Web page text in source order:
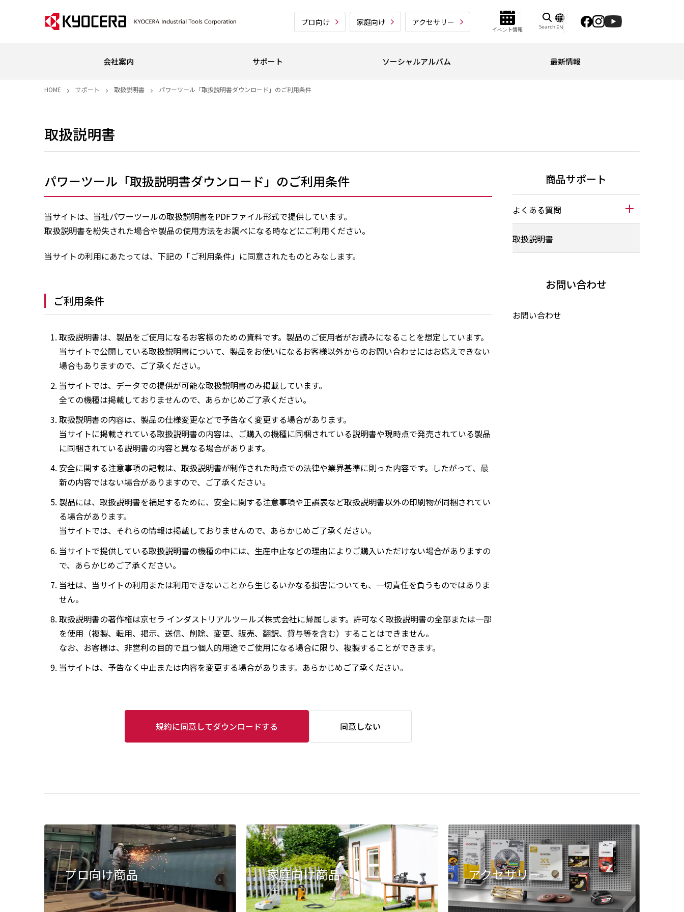
プロ向け 家庭向け アクセサリー
イベント情報 Search EN
会社案内 サポート ソーシャルアルバム 最新情報
HOME サポート 取扱説明書 パワーツール「取扱説明書ダウンロード」のご利用条件
取扱説明書
パワーツール「取扱説明書ダウンロード」のご利用条件
当サイトは、当社パワーツールの取扱説明書をPDFファイル形式で提供しています。
取扱説明書を紛失された場合や製品の使用方法をお調べになる時などにご利用ください。
当サイトの利用にあたっては、下記の「ご利用条件」に同意されたものとみなします。
ご利用条件
取扱説明書は、製品をご使用になるお客様のための資料です。製品のご使用者がお読みになることを想定しています。
当サイトで公開している取扱説明書について、製品をお使いになるお客様以外からのお問い合わせにはお応えできない
場合もありますので、ご了承ください。
当サイトでは、データでの提供が可能な取扱説明書のみ掲載しています。
全ての機種は掲載しておりませんので、あらかじめご了承ください。
取扱説明書の内容は、製品の仕様変更などで予告なく変更する場合があります。
当サイトに掲載されている取扱説明書の内容は、ご購入の機種に同梱されている説明書や現時点で発売されている製品
に同梱されている説明書の内容と異なる場合があります。
安全に関する注意事項の記載は、取扱説明書が制作された時点での法律や業界基準に則った内容です。したがって、最
新の内容ではない場合がありますので、ご了承ください。
製品には、取扱説明書を補足するために、安全に関する注意事項や正誤表など取扱説明書以外の印刷物が同梱されてい
る場合があります。
当サイトでは、それらの情報は掲載しておりませんので、あらかじめご了承ください。
当サイトで提供している取扱説明書の機種の中には、生産中止などの理由によりご購入いただけない場合がありますの
で、あらかじめご了承ください。
当社は、当サイトの利用または利用できないことから生じるいかなる損害についても、一切責任を負うものではありま
せん。
取扱説明書の著作権は京セラ インダストリアルツールズ株式会社に帰属します。許可なく取扱説明書の全部または一部
を使用（複製、転用、掲示、送信、削除、変更、販売、翻訳、貸与等を含む）することはできません。
なお、お客様は、非営利の目的で且つ個人的用途でご使用になる場合に限り、複製することができます。
当サイトは、予告なく中止または内容を変更する場合があります。あらかじめご了承ください。
規約に同意してダウンロードする 同意しない
商品サポート
よくある質問
取扱説明書
お問い合わせ
お問い合わせ
プロ向け商品 家庭向け商品 アクセサリー